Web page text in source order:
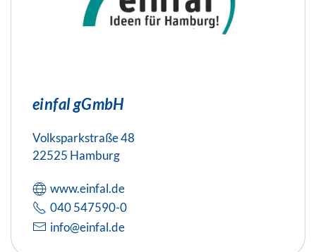
einfal gGmbH
Volksparkstraße 48
22525 Hamburg
www.einfal.de
040 547590-0
info@einfal.de